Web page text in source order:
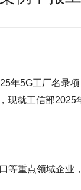
年5G工厂名录
现就工信部2025
等重点领域企业